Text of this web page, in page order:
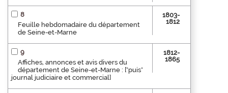
8
Feuille hebdomadaire du département
de Seine-et-Marne
1803-
1812
9
Affiches, annonces et avis divers du
département de Seine-et-Marne : ["puis"
journal judiciaire et commercial]
1812-
1865